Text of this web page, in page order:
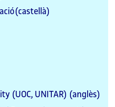
(UOC, UNITAR) (anglès)